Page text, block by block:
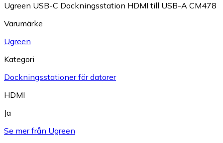
Ugreen USB-C Dockningsstation HDMI till USB-A CM478
Varumärke
Ugreen
Kategori
Dockningsstationer för datorer
HDMI
Ja
Se mer från Ugreen